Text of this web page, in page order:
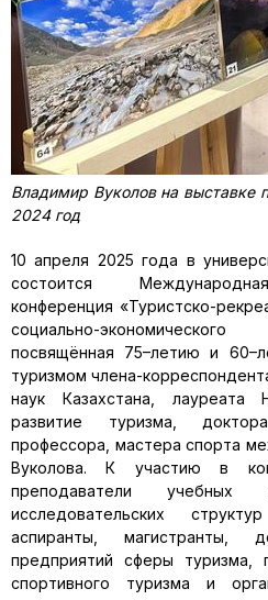
Владимир Вуколов на выставке
2024 год
10 апреля 2025 года в
состоится
конференция «Туристско-
социально-
посвящённая 75–летию и
туризмом члена-
наук Казахстана, лауреата
развитие туризма,
профессора, мастера спорта
Вуколова. К участию в
преподаватели учебных
исследовательских
аспиранты, магистранты,
предприятий сферы туризма,
спортивного туризма и